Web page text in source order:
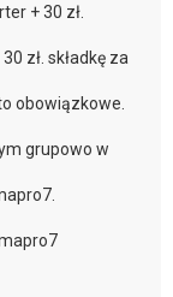
+ 30 zł.
zł. składkę za
obowiązkowe.
grupowo w